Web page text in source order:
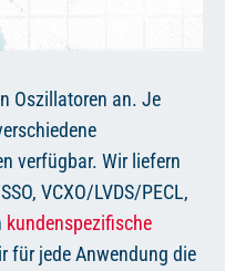
Oszillatoren an. Je
verfügbar. Wir liefern
VCXO/LVDS/PECL,
kundenspezifische
für jede Anwendung die